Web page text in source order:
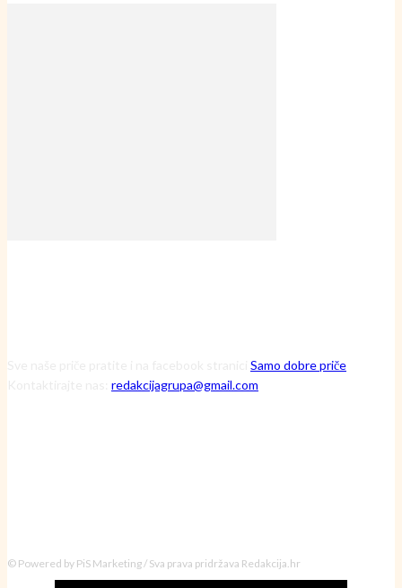
Samo dobre priče
redakcijagrupa@gmail.com
© Powered by PiS Marketing / Sva prava pridržava Redakcija.hr